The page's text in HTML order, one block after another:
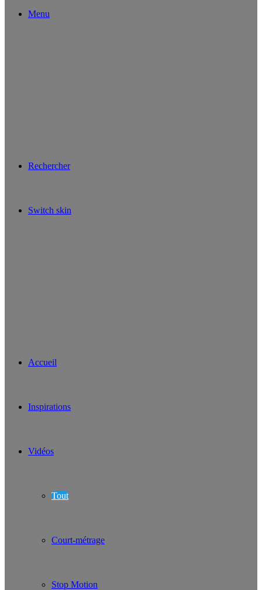
Menu
Rechercher
Switch skin
Accueil
Inspirations
Vidéos
Tout
Court-métrage
Stop Motion